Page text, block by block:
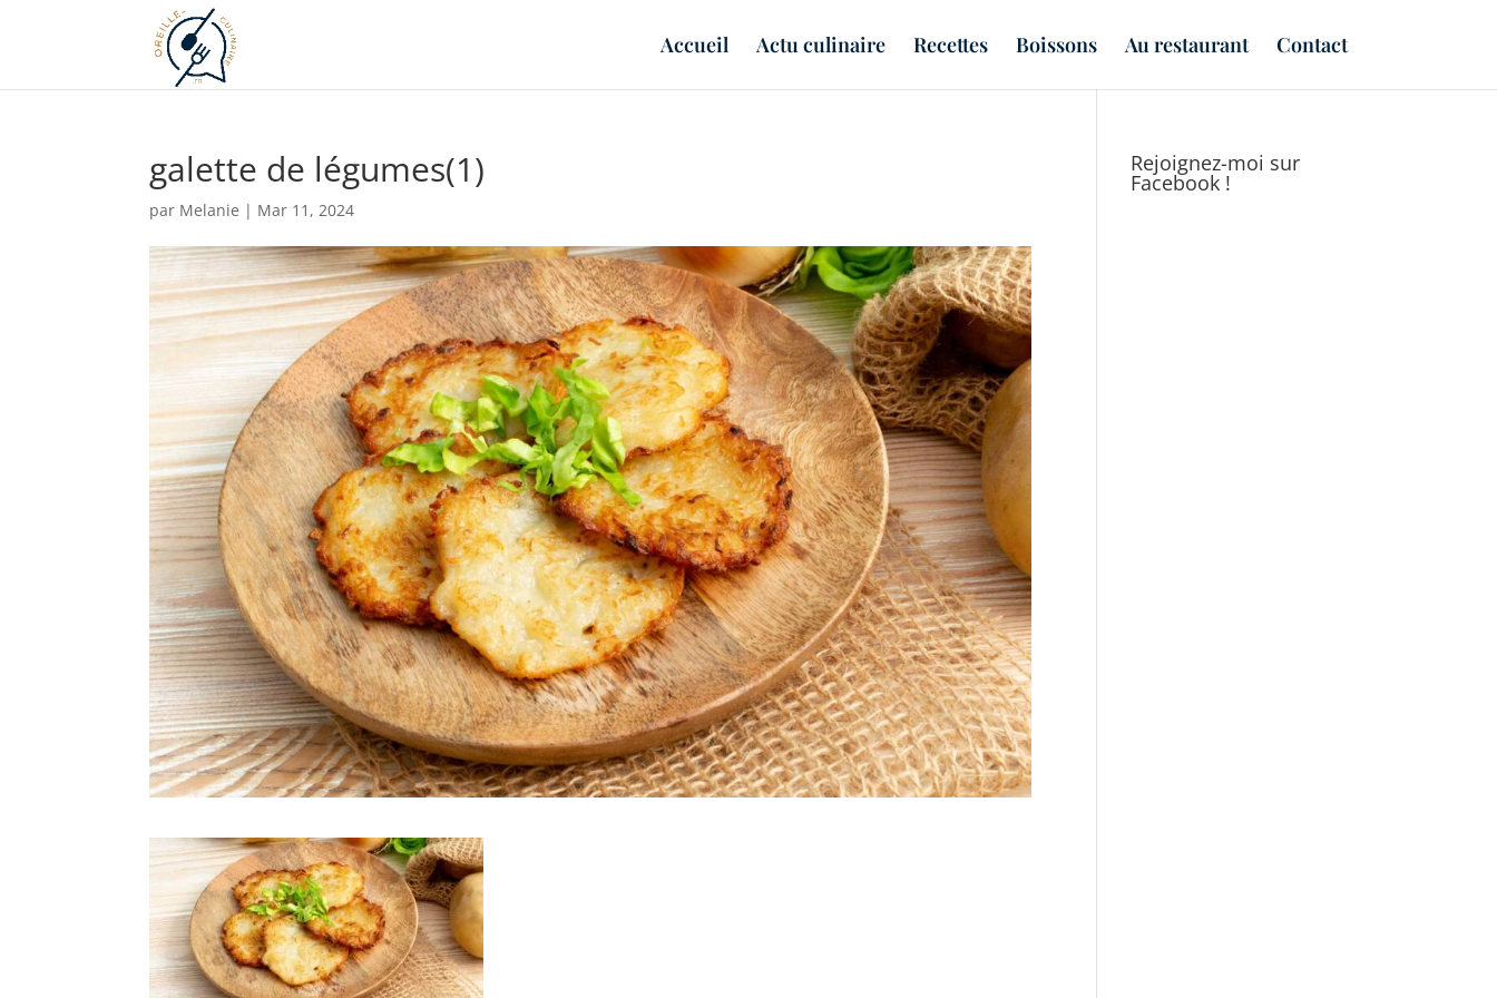
Accueil Actu culinaire Recettes Boissons Au restaurant Contact
galette de légumes(1)
par Melanie | Mar 11, 2024
Rejoignez-moi sur
Facebook !